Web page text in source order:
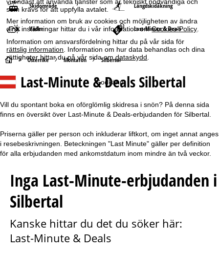
som krävs för att uppfylla avtalet.
Mer information om bruk av cookies och möjligheten av ändra
dina inställningar hittar du i vår information omCookies-Policy.
Information om ansvarsfördelning hittar du på vår sida för
rättslig information. Information om hur data behandlas och dina
rättigheter hittar du på vår sida omdataskydd.
Godkänn
Skidområde Längdskidåkning
Väder Last-Minute & Deals
S
t
r
i
d
a
Österrike Montafon Silbertal
Last-Minute & Deals Silbertal
Vill du spontant boka en oförglömlig skidresa i snön? På denna sida
finns en översikt över Last-Minute & Deals-erbjudanden för Silbertal.
Priserna gäller per person och inkluderar liftkort, om inget annat anges
i resebeskrivningen. Beteckningen "Last Minute" gäller per definition
för alla erbjudanden med ankomstdatum inom mindre än två veckor.
Inga Last-Minute-erbjudanden i
Silbertal
Kanske hittar du det du söker här:
Last-Minute & Deals